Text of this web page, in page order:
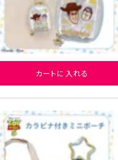
カートに入れる